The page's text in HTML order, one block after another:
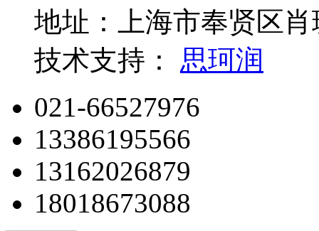
地址：上海市奉贤区肖
技术支持： 思珂润
021-66527976
13386195566
13162026879
18018673088